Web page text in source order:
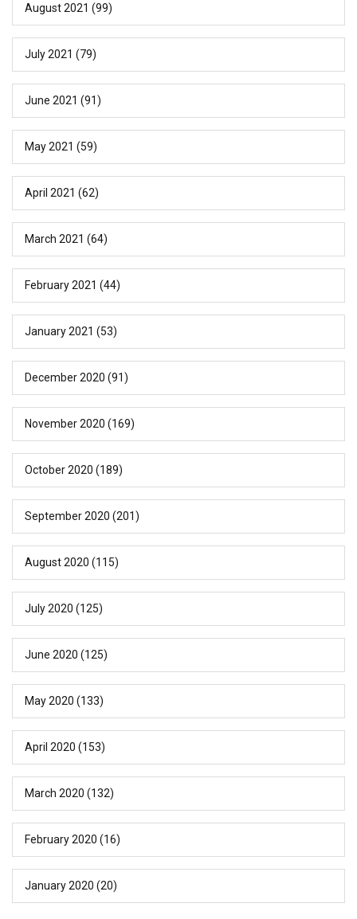
August 2021 (99)
July 2021 (79)
June 2021 (91)
May 2021 (59)
April 2021 (62)
March 2021 (64)
February 2021 (44)
January 2021 (53)
December 2020 (91)
November 2020 (169)
October 2020 (189)
September 2020 (201)
August 2020 (115)
July 2020 (125)
June 2020 (125)
May 2020 (133)
April 2020 (153)
March 2020 (132)
February 2020 (16)
January 2020 (20)